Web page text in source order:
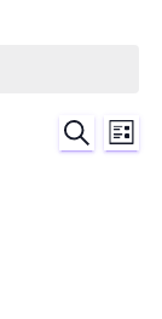
LISTE